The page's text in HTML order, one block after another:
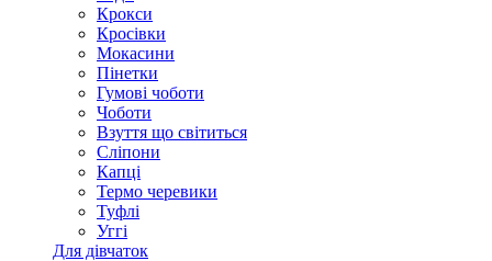
Крокси
Кросівки
Мокасини
Пінетки
Гумові чоботи
Чоботи
Взуття що світиться
Сліпони
Капці
Термо черевики
Туфлі
Уггі
Для дівчаток